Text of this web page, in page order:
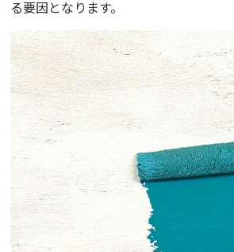
る要因となります。